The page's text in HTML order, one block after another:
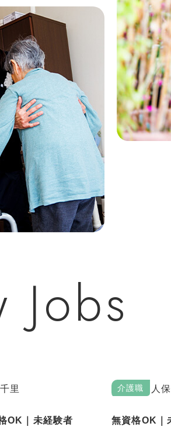
Jobs
OK｜未経験者
介護職
無資格OK｜